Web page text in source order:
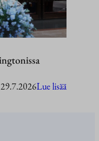
29.7.2026Lue lisää